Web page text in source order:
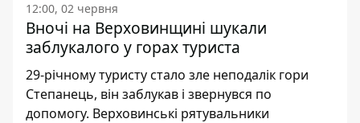
12:00, 02 червня
Вночі на Верховинщині шукали
заблукалого у горах туриста
29-річному туристу стало зле неподалік гори
Степанець, він заблукав і звернувся по
допомогу. Верховинські рятувальники